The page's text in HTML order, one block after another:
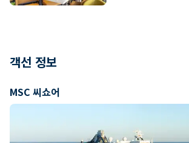
객선 정보
MSC 씨쇼어